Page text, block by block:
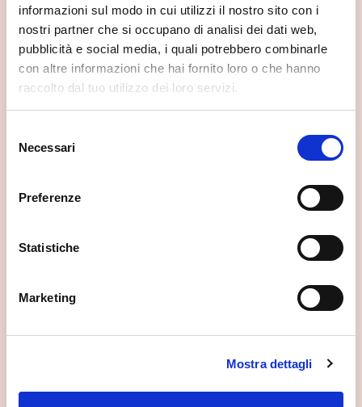
informazioni sul modo in cui utilizzi il nostro sito con i
nostri partner che si occupano di analisi dei dati web,
pubblicità e social media, i quali potrebbero combinarle
con altre informazioni che hai fornito loro o che hanno
raccolto dal tuo utilizzo dei loro servizi.
delNecessari
Preferenze
Statistiche
Marketing
Mostra dettagli
Se vuoi scoprire di più su questa zona, qui trovi altri
spunti utili.
Morbegno